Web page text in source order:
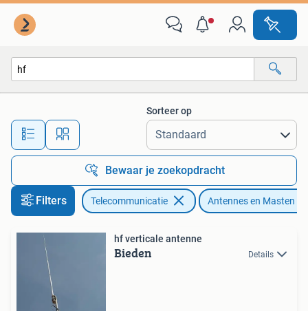
Alle afstanden…
Sorteer op
Bewaar je zoekopdracht
Filters Telecommunicatie Antennes en Masten
hf verticale antenne
Bieden Details